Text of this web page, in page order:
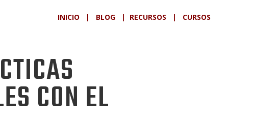
INICIO | BLOG| RECURSOS | CURSOS
CON EL